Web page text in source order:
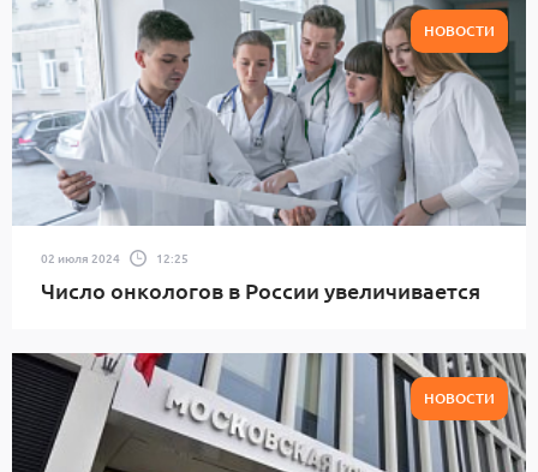
НОВОСТИ
02 июля 2024 12:25
Число онкологов в России увеличивается
НОВОСТИ